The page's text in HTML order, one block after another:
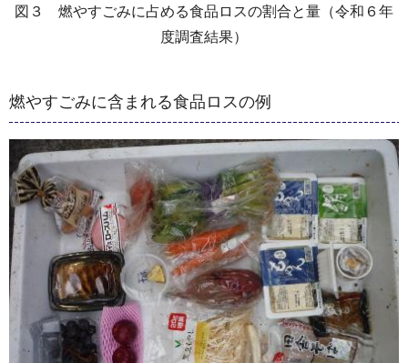
図３ 燃やすごみに占める食品ロスの割合と量（令和６年
度調査結果）
燃やすごみに含まれる食品ロスの例